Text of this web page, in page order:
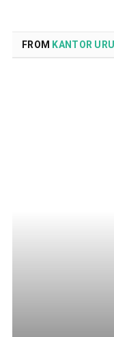
FROM KANTOR